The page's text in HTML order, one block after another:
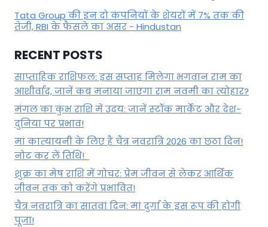
Tata Group की इन दो कंपनियों के शेयरों में 7% तक की
तेजी, RBI के फैसले का असर - Hindustan
RECENT POSTS
साप्ताहिक राशिफल: इस सप्ताह मिलेगा भगवान राम का
आशीर्वाद, जानें कब मनाया जाएगा राम नवमी का त्योहार?
मंगल का कुंभ राशि में उदय: जानें स्‍टॉक मार्केट और देश-
दुनिया पर प्रभाव!
मां कात्‍यायनी के लिए है चैत्र नवरात्रि 2026 का छठा दिन!
नोट कर लें तिथि!
शुक्र का मेष राशि में गोचर: प्रेम जीवन से लेकर आर्थिक
जीवन तक को करेंगे प्रभावित!
चैत्र नवरात्रि का सातवां दिन: मां दुर्गा के इस रूप की होगी
पूजा!